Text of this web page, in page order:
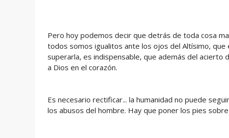
Pero hoy podemos decir que detrás de toda cosa
todos somos igualitos ante los ojos del Altísimo,
superarla, es indispensable, que además del acierto
a Dios en el corazón.
Es necesario rectificar... la humanidad no puede
los abusos del hombre. Hay que poner los pies